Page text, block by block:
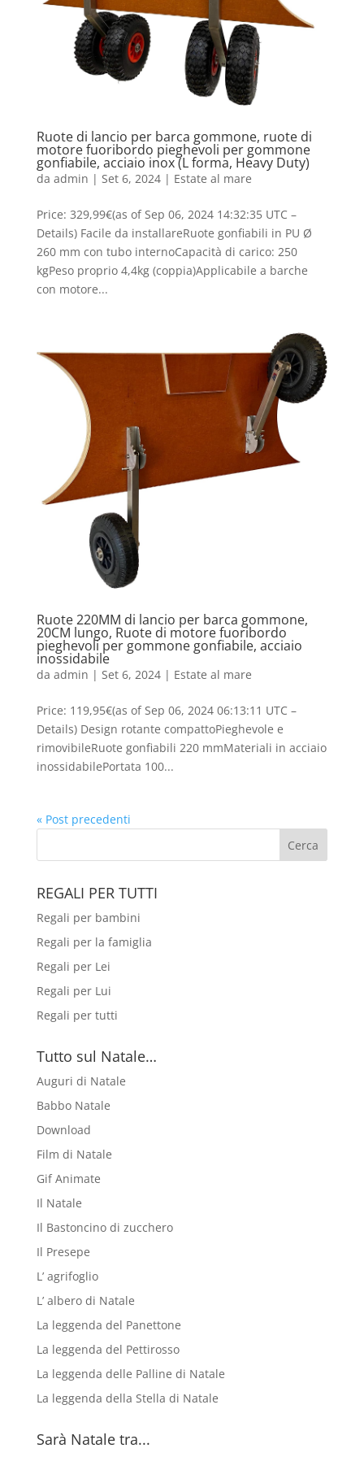
Ruote di lancio per barca gommone, ruote di
motore fuoribordo pieghevoli per gommone
gonfiabile, acciaio inox (L forma, Heavy Duty)
da admin | Set 6, 2024| Estate al mare
Price: 329,99€(as of Sep 06, 2024 14:32:35 UTC –
Details) Facile da installareRuote gonfiabili in PU Ø
260 mm con tubo internoCapacità di carico: 250
kgPeso proprio 4,4kg (coppia)Applicabile a barche
con motore...
Ruote 220MM di lancio per barca gommone,
20CM lungo, Ruote di motore fuoribordo
pieghevoli per gommone gonfiabile, acciaio
inossidabile
da admin | Set 6, 2024| Estate al mare
Price: 119,95€(as of Sep 06, 2024 06:13:11 UTC –
Details) Design rotante compattoPieghevole e
rimovibileRuote gonfiabili 220 mmMateriali in acciaio
inossidabilePortata 100...
« Post precedenti
REGALI PER TUTTI
Regali per bambini
Regali per la famiglia
Regali per Lei
Regali per Lui
Regali per tutti
Tutto sul Natale…
Auguri di Natale
Babbo Natale
Download
Film di Natale
Gif Animate
Il Natale
Il Bastoncino di zucchero
Il Presepe
L’ agrifoglio
L’ albero di Natale
La leggenda del Panettone
La leggenda del Pettirosso
La leggenda delle Palline di Natale
La leggenda della Stella di Natale
Sarà Natale tra...